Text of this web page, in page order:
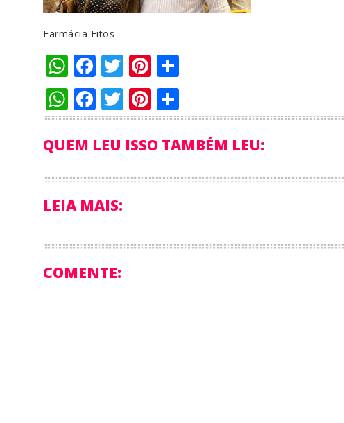
Farmácia Fitos
WhatsApp
Facebook
TwitterPinterest
WhatsApp
Facebook
TwitterPinterest
QUEM LEU ISSO TAMBÉM LEU:
LEIA MAIS:
COMENTE: